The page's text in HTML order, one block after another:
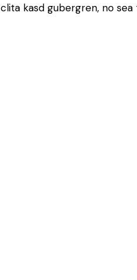
kasd gubergren, no